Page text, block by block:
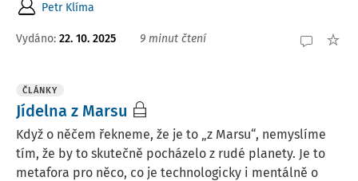
Petr Klíma
Vydáno: 22. 10. 2025 9 minut čtení
ČLÁNKY
Jídelna z Marsu
Když o něčem řekneme, že je to „z Marsu“, nemyslíme
tím, že by to skutečně pocházelo z rudé planety. Je to
metafora pro něco, co je technologicky i mentálně o